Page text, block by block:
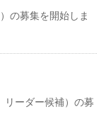
の募集を開始しま
リーダー候補）の募